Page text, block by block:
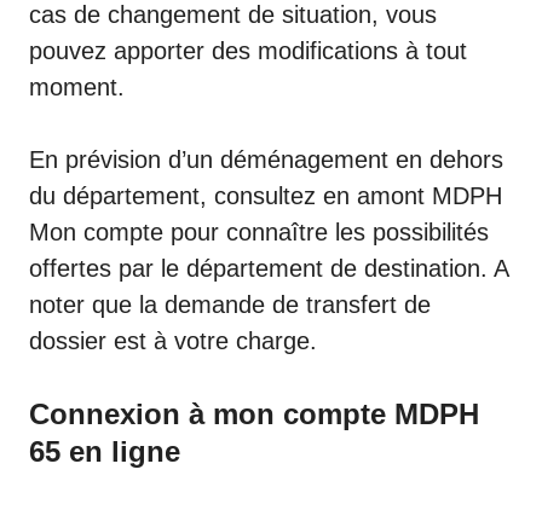
cas de changement de situation, vous
pouvez apporter des modifications à tout
moment.
En prévision d’un déménagement en dehors
du département, consultez en amont MDPH
Mon compte pour connaître les possibilités
offertes par le département de destination. A
noter que la demande de transfert de
dossier est à votre charge.
Connexion à mon compte MDPH
65 en ligne